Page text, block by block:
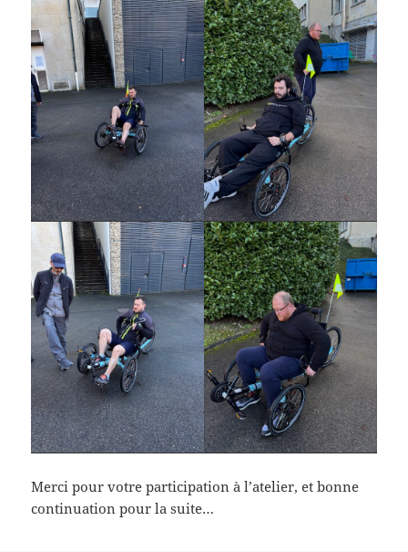
Merci pour votre participation à l’atelier, et bonne
continuation pour la suite…